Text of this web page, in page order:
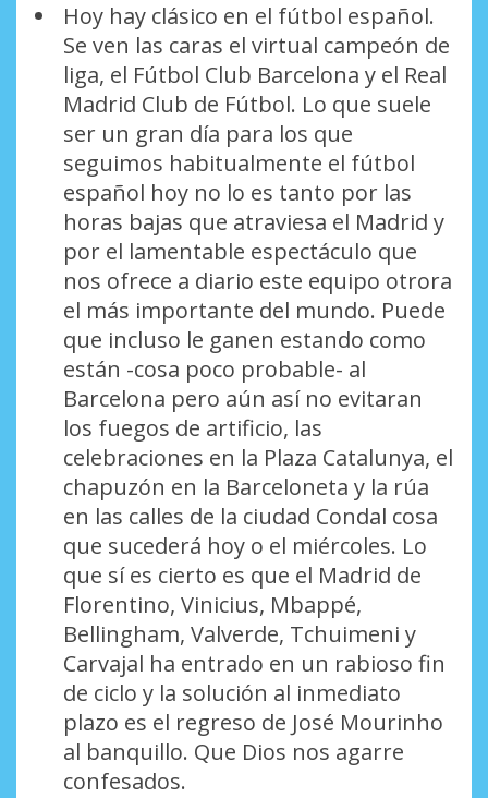
Hoy hay clásico en el fútbol español.
Se ven las caras el virtual campeón de
liga, el Fútbol Club Barcelona y el Real
Madrid Club de Fútbol. Lo que suele
ser un gran día para los que
seguimos habitualmente el fútbol
español hoy no lo es tanto por las
horas bajas que atraviesa el Madrid y
por el lamentable espectáculo que
nos ofrece a diario este equipo otrora
el más importante del mundo. Puede
que incluso le ganen estando como
están -cosa poco probable- al
Barcelona pero aún así no evitaran
los fuegos de artificio, las
celebraciones en la Plaza Catalunya, el
chapuzón en la Barceloneta y la rúa
en las calles de la ciudad Condal cosa
que sucederá hoy o el miércoles. Lo
que sí es cierto es que el Madrid de
Florentino, Vinicius, Mbappé,
Bellingham, Valverde, Tchuimeni y
Carvajal ha entrado en un rabioso fin
de ciclo y la solución al inmediato
plazo es el regreso de José Mourinho
al banquillo. Que Dios nos agarre
confesados.